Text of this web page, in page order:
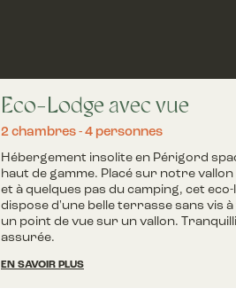
Eco-Lodge avec vue
2 chambres
4 personnes
Hébergement insolite en Périgord
haut de gamme. Placé sur notre
et à quelques pas du camping, cet
dispose d'une belle terrasse sans vis à
un point de vue sur un vallon.
assurée.
EN SAVOIR PLUS